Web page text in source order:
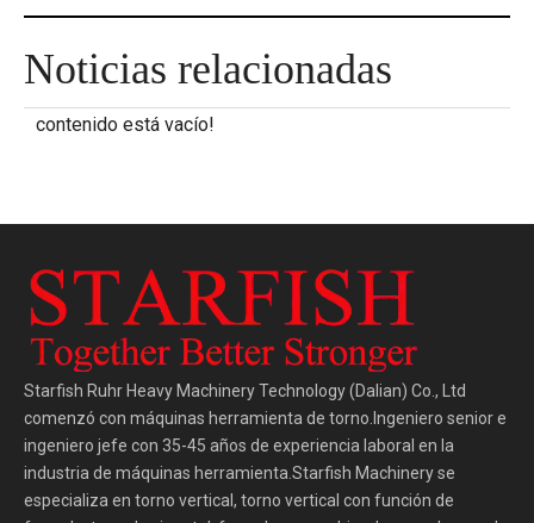
Noticias relacionadas
contenido está vacío!
Starfish Ruhr Heavy Machinery Technology (Dalian) Co., Ltd
comenzó con máquinas herramienta de torno.Ingeniero senior e
ingeniero jefe con 35-45 años de experiencia laboral en la
industria de máquinas herramienta.Starfish Machinery se
especializa en torno vertical, torno vertical con función de